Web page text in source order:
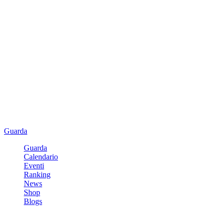
Guarda
Guarda
Calendario
Eventi
Ranking
News
Shop
Blogs